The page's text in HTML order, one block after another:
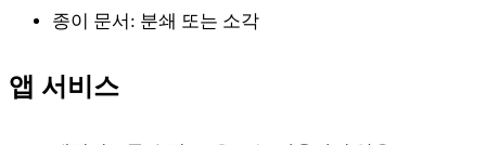
종이 문서: 분쇄 또는 소각
앱 서비스